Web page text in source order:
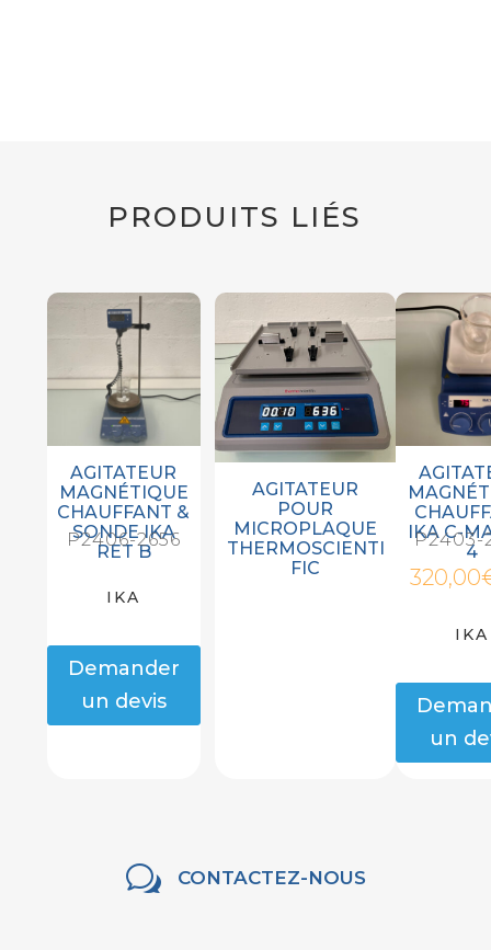
PRODUITS LIÉS
AGITATEUR
MAGNÉTIQUE
CHAUFFANT &
SONDE IKA
RET B
P2406-2656
IKA
Demander
un devis
AGITATEUR
POUR
MICROPLAQUE
THERMOSCIENTI
FIC
IKA C-
4
P2403-
320,00
IKA
un
w CONTACTEZ-NOUS